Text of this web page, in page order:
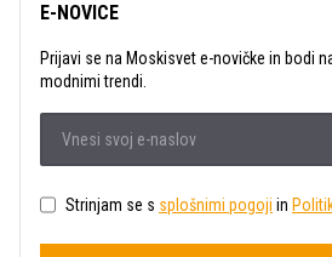
E-NOVICE
Prijavi se na Moskisvet e-novičke in bodi
modnimi trendi.
Strinjam se s splošnimi pogoji in